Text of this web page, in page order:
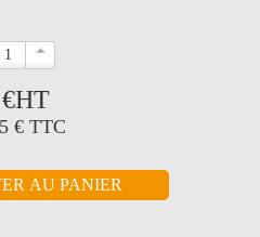
HT
€ TTC